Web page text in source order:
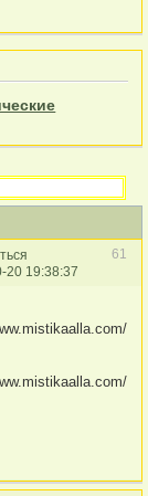
61
20 19:38:37